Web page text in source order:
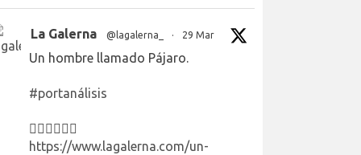
La Galerna @lagalerna_ · 29 Mar
Un hombre llamado Pájaro.
#portanálisis
👉🏻👉🏻👉🏻
https://www.lagalerna.com/un-